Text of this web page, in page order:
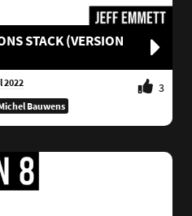
STACK (VERSION
2022 3
Bauwens